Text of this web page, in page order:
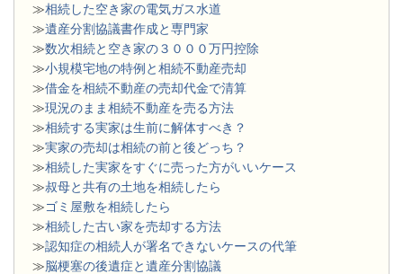
≫相続した空き家の電気ガス水道
≫遺産分割協議書作成と専門家
≫数次相続と空き家の３０００万円控除
≫小規模宅地の特例と相続不動産売却
≫借金を相続不動産の売却代金で清算
≫現況のまま相続不動産を売る方法
≫相続する実家は生前に解体すべき？
≫実家の売却は相続の前と後どっち？
≫相続した実家をすぐに売った方がいいケース
≫叔母と共有の土地を相続したら
≫ゴミ屋敷を相続したら
≫相続した古い家を売却する方法
≫認知症の相続人が署名できないケースの代筆
≫脳梗塞の後遺症と遺産分割協議